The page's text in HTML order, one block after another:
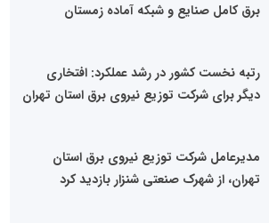
برق کامل صنایع و شبکه آماده زمستان
رتبه نخست کشور در رشد عملکرد: افتخاری
دیگر برای شرکت توزیع نیروی برق استان تهران
مدیرعامل شرکت توزیع نیروی برق استان
تهران، از شهرک صنعتی شنزار بازدید کرد